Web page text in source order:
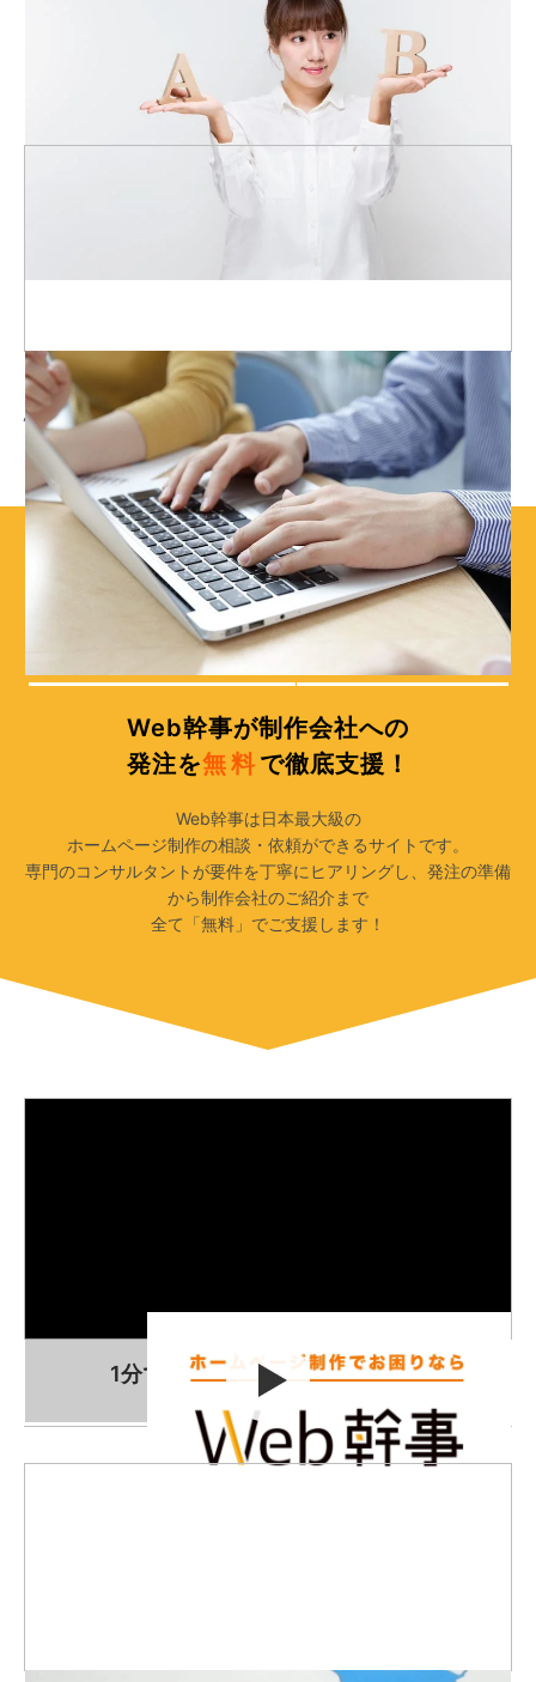
制作会社を選べばいいの？
自分で制作会社を検索してみたが、たくさん出てきて選べない。
そもそもどういう違いがあるのか分からない。
制作会社探しが面倒…
忙しくて制作会社を探している時間がない。 他の仕事もあるの
に時間を使って探すのが面倒。
そのお悩み、全て
が
解決します！
Web幹事が制作会社への
発注を無料 で徹底支援！
Web幹事は日本最大級の
ホームページ制作の相談・依頼ができるサイトです。
専門のコンサルタントが要件を丁寧にヒアリングし、発注の準備
から制作会社のご紹介まで
全て「無料」でご支援します！
1分でわかる！Web幹事の使い方